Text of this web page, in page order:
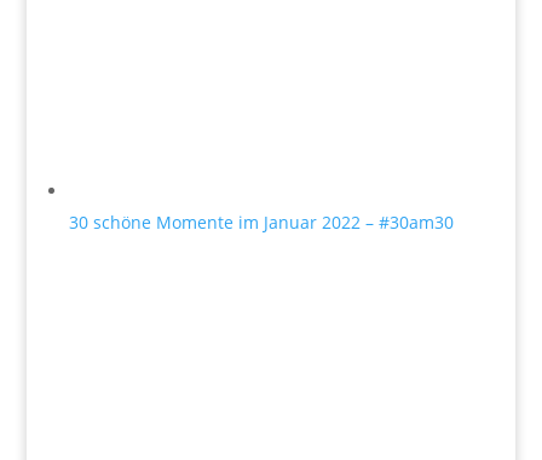
30 schöne Momente im Januar 2022 – #30am30